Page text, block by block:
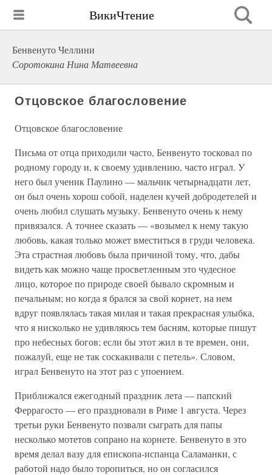
ВикиЧтение
Бенвенуто Челлини
Соротокина Нина Матвеевна
Отцовское благословение
Отцовское благословение
Письма от отца приходили часто, Бенвенуто тосковал по
родному городу и, к своему удивлению, часто играл. У
него был ученик Паулино — мальчик четырнадцати лет,
он был очень хорош собой, наделен кучей добродетелей и
очень любил слушать музыку. Бенвенуто очень к нему
привязался. А точнее сказать — «возымел к нему такую
любовь, какая только может вместиться в груди человека.
Эта страстная любовь была причиной тому, что, дабы
видеть как можно чаще просветленным это чудесное
лицо, которое по природе своей бывало скромным и
печальным; но когда я брался за свой корнет, на нем
вдруг появлялась такая милая и такая прекрасная улыбка,
что я нисколько не удивляюсь тем басням, которые пишут
про небесных богов; если бы этот жил в те времен, они,
пожалуй, еще не так соскакивали с петель». Словом,
играл Бенвенуто на этот раз с упоением.
Приближался ежегодный праздник лета — папский
Феррагосто — его праздновали в Риме 1 августа. Через
третьи руки Бенвенуто позвали сыграть для папы
несколько мотетов сопрано на корнете. Бенвенуто в это
время делал вазу для епископа-испанца Саламанки, с
работой надо было торопиться, но он согласился